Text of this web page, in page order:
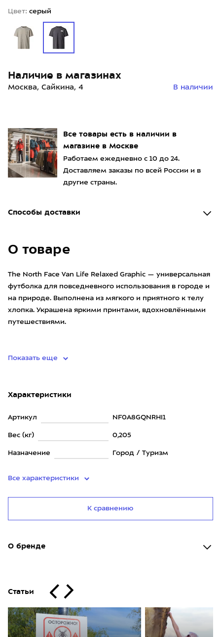
Все товары есть в наличии в
магазине в Москве
Работаем ежедневно с 10 до 24.
Доставляем заказы по всей России и в
другие страны.
Способы доставки
О товаре
The North Face Van Life Relaxed Graphic — универсальная
футболка для повседневного использования в городе и
на природе. Выполнена из мягкого и приятного к телу
хлопка. Украшена яркими принтами, вдохновлёнными
путешествиями.
Показать еще
Характеристики
Артикул NF0A8GQNRHI1
Вес (кг) 0,205
Назначение Город / Туризм
Все характеристики
К сравнению
О бренде
Статьи
Цвет: серый
Наличие в магазинах
Москва, Сайкина, 4 В наличии